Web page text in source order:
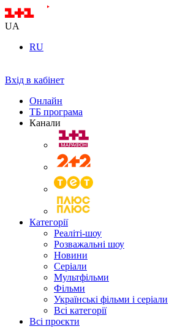
UA
RU
Вхід в кабінет
Онлайн
ТБ програма
Канали
Категорії
Реаліті-шоу
Розважальні шоу
Новини
Серіали
Мультфільми
Фільми
Українські фільми і серіали
Всі категорії
Всі проєкти